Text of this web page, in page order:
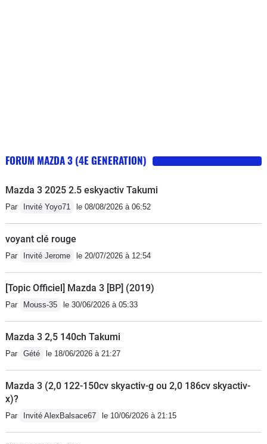
FORUM MAZDA 3 (4E GENERATION)
Mazda 3 2025 2.5 eskyactiv Takumi
Par Invité Yoyo71 le 08/08/2026 à 06:52
voyant clé rouge
Par Invité Jerome le 20/07/2026 à 12:54
[Topic Officiel] Mazda 3 [BP] (2019)
Par Mouss-35 le 30/06/2026 à 05:33
Mazda 3 2,5 140ch Takumi
Par Gété le 18/06/2026 à 21:27
Mazda 3 (2,0 122-150cv skyactiv-g ou 2,0 186cv skyactiv-
x)?
Par Invité AlexBalsace67 le 10/06/2026 à 21:15